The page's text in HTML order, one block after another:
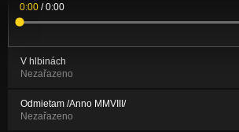
0:00 /0:00
V hlbinách
Nezařazeno
Odmietam /Anno MMVIII/
Nezařazeno